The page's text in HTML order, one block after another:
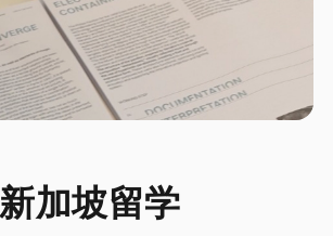
新加坡留学